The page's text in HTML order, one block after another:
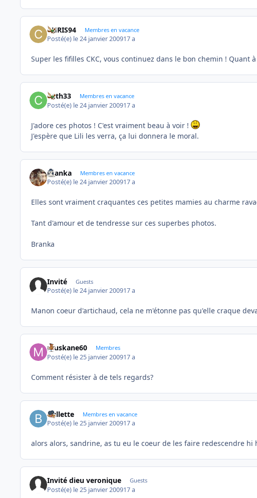
CHRIS94 Membres en vacance
Posté(e) le 24 janvier 200917 a
Super les fifilles CKC, vous continuez dans le bon chemin !
Cath33 Membres en vacance
Posté(e) le 24 janvier 200917 a
J'adore ces photos ! C'est vraiment beau à voir !
J'espère que Lili les verra, ça lui donnera le moral.
branka Membres en vacance
Posté(e) le 24 janvier 200917 a
Elles sont vraiment craquantes ces petites mamies au charme
Tant d'amour et de tendresse sur ces superbes photos.
Branka
Invité Guests
Posté(e) le 24 janvier 200917 a
Manon coeur d'artichaud, cela ne m'étonne pas qu'elle craque
muskane60 Membres
Posté(e) le 25 janvier 200917 a
Comment résister à de tels regards?
bullette Membres en vacance
Posté(e) le 25 janvier 200917 a
alors alors, sandrine, as tu eu le coeur de les faire redescendre hi
Invité dieu veronique Guests
Posté(e) le 25 janvier 200917 a